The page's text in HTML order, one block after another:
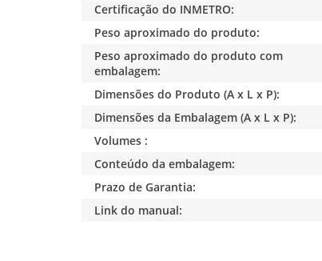
Certificação do INMETRO:
Peso aproximado do produto:
Peso aproximado do produto com
embalagem:
Dimensões do Produto (A x L x P):
Dimensões da Embalagem (A x L x P):
Volumes :
Conteúdo da embalagem:
Prazo de Garantia:
Link do manual: